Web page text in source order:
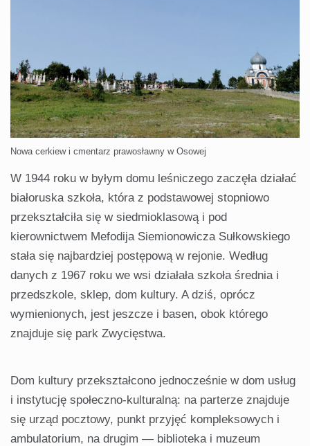
Nowa cerkiew i cmentarz prawosławny w Osowej
W 1944 roku w byłym domu leśniczego zaczęła działać
białoruska szkoła, która z podstawowej stopniowo
przekształciła się w siedmioklasową i pod
kierownictwem Mefodija Siemionowicza Sułkowskiego
stała się najbardziej postępową w rejonie. Według
danych z 1967 roku we wsi działała szkoła średnia i
przedszkole, sklep, dom kultury. A dziś, oprócz
wymienionych, jest jeszcze i basen, obok którego
znajduje się park Zwycięstwa.
Dom kultury przekształcono jednocześnie w dom usług
i instytucję społeczno-kulturalną: na parterze znajduje
się urząd pocztowy, punkt przyjęć kompleksowych i
ambulatorium, na drugim — biblioteka i muzeum